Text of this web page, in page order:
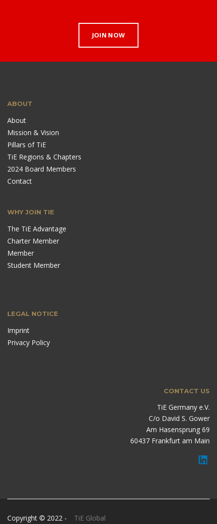
JOIN NOW
ABOUT
About
Mission & Vision
Pillars of TiE
TiE Regions & Chapters
2024 Board Members
Contact
WHY JOIN TIE
The TiE Advantage
Charter Member
Member
Student Member
LEGAL NOTICE
Imprint
Privacy Policy
CONTACT US
TiE Germany e.V.
C/o David S. Gower
Am Hasensprung 69
60437 Frankfurt am Main
Copyright © 2022 - TiE Global